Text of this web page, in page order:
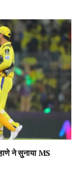
ने सुनाया MS